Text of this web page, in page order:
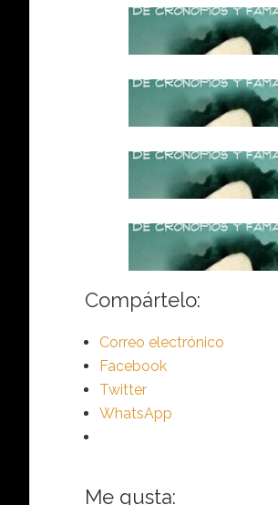
Compártelo:
Correo electrónico
Facebook
Twitter
WhatsApp
Me gusta: